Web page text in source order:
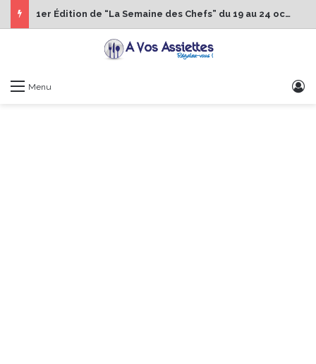
1er Édition de “La Semaine des Chefs” du 19 au 24 octobre 2026
Menu